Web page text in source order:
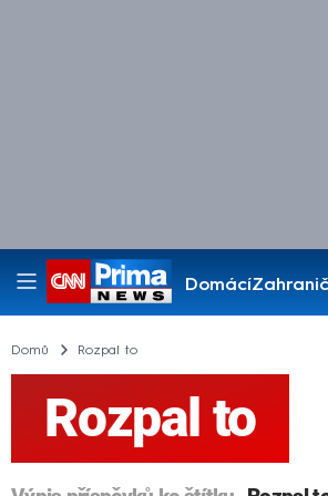
Domácí
Pořady
Domů Rozpal to
Rozpal to